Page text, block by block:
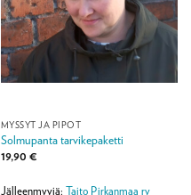
MYSSYT JA PIPOT
Solmupanta tarvikepaketti
19,90 €
Jälleenmyyjä: Taito Pirkanmaa ry